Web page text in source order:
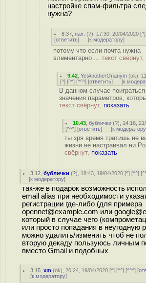
настройке спам-фильтра
нужна?
8.37 ,нах. (?), 17:30, 20/04/2020 [^
[ответить] [к модератору]
потому что если почта нужна
элементарно ... текст свёрнут,
9.42 ,YetAnotherOnanym (ok),
[^] [^^] [^^^] [ответить] [к
В данном случае
значения параметров,
текст свёрнут, показать
10.43 ,бублички (?), 14:16,
[^^^] [ответить] [к модератору
ты зря время тратишь не
жизни не настраивал ни
свёрнут, показать
3.12 ,бублички (?), 18:43, 19/04/2020 [^] [^^] [
[к модератору]
так-же в подарок возможность
email alias при необходимости
регистрации где-либо (для примера
opennet@example.com или
который в случае чего
или просто попадания в неугодную
можно удалить/изменить чтоб не
вторую декаду пользуюсь личным
вместо Gmail и подобных
3.15 ,xm (ok), 20:24, 19/04/2020 [^] [^^] [^^^] [
[к модератору]